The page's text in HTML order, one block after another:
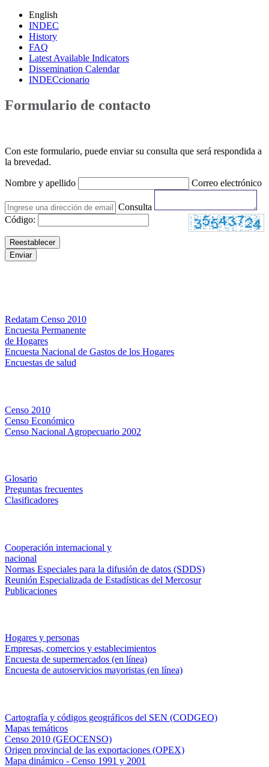
English
INDEC
History
FAQ
Latest Available Indicators
Dissemination Calendar
INDECcionario
Formulario de contacto
Con este formulario, puede enviar su consulta que será respondida a
la brevedad.
Nombre y apellido Correo electrónico
Consulta
Código:
Redatam Censo 2010
Encuesta Permanente
de Hogares
Encuesta Nacional de Gastos de los Hogares
Encuestas de salud
Censo 2010
Censo Económico
Censo Nacional Agropecuario 2002
Glosario
Preguntas frecuentes
Clasificadores
Cooperación internacional y
nacional
Normas Especiales para la difusión de datos (SDDS)
Reunión Especializada de Estadísticas del Mercosur
Publicaciones
Hogares y personas
Empresas, comercios y establecimientos
Encuesta de supermercados (en línea)
Encuesta de autoservicios mayoristas (en línea)
Cartografía y códigos geográficos del SEN (CODGEO)
Mapas temáticos
Censo 2010 (GEOCENSO)
Origen provincial de las exportaciones (OPEX)
Mapa dinámico - Censo 1991 y 2001